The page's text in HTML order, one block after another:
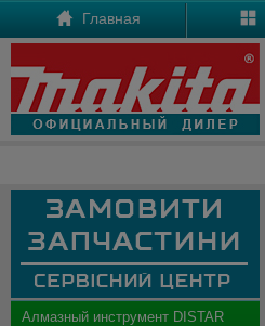
Главная
Алмазный инструмент DISTAR